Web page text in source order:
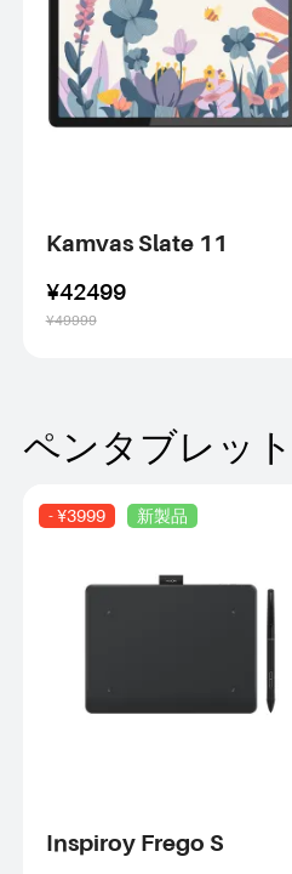
Kamvas Slate 11
¥42499
¥49999
ペンタブレット
- ¥3999 新製品
Inspiroy Frego S